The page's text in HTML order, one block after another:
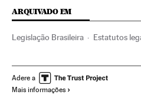
ARQUIVADO EM
Legislação Brasileira Estatutos
América Latina Governo
Bancada da Bala
Adere a
Mais informações